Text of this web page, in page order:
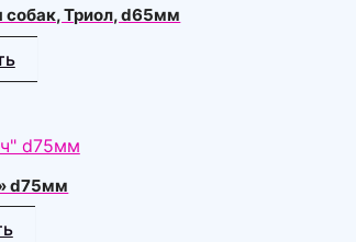
собак, Триол, d65мм
d75мм